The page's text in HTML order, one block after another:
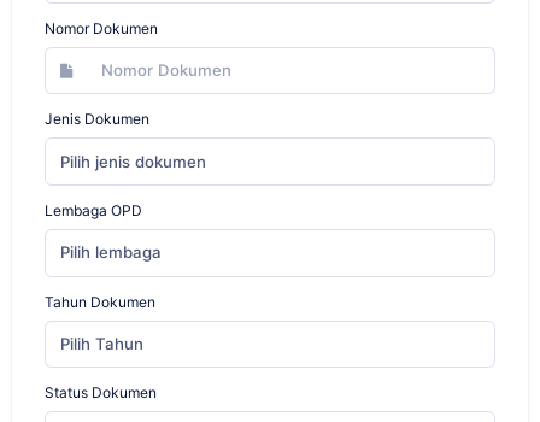
Nomor Dokumen
Jenis Dokumen
Pilih jenis dokumen
Lembaga OPD
Pilih lembaga
Tahun Dokumen
Pilih Tahun
Status Dokumen